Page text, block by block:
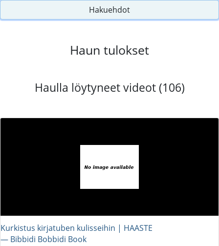
Hakuehdot
Haun tulokset
Haulla löytyneet videot (106)
Kurkistus kirjatuben kulisseihin | HAASTE
― Bibbidi Bobbidi Book